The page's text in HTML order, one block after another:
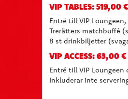
VIP TABLES: 519,00
Entré till VIP
Trerätters matchbuffé
8 st drinkbiljetter
VIP ACCESS: 63,00
Entré till VIP
Inkluderar inte